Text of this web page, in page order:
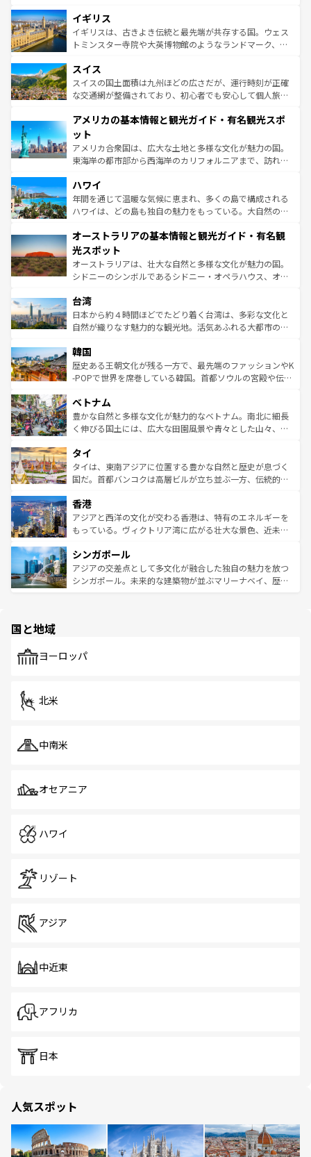
香り高いラベンダー畑など、多彩な楽しみ方が可能だ。さ
らに、パリ以外の地域にも魅力が溢れており、どの街角に
も豊かな歴史と文化が息づいている。パリ以外の個性あふ
を参照してほしい。
顔を持つこの国は、どこを歩いても飽きることがない。ベ
ルリンの文化的活気、バイエルン州のアルプスの絶景、そ
してライン川沿いのワイン畑といった風景は必見。ビール
は、お酒好きな人にはぜひ体験してほしい。 なお、新着の
ドイツ情報はコンテンツ一覧を参照してほしい。
イギリス
イギリスは、古きよき伝統と最先端が共存する国。ウェス
トミンスター寺院や大英博物館のようなランドマーク、歴
リアごとに異なる魅力がある。また、優雅なアフタヌーン
ティー、ビール好きにはたまらない英国パブ、サッカー観
戦など、本場だからこそできる体験も豊富。イギリスを旅
ンツ一覧を参照してほしい。
スイス
スイスの国土面積は九州ほどの広さだが、運行時刻が正確
な交通網が整備されており、初心者でも安心して個人旅行
の建物がそのまま残る町や、スイスならではのユニークな
博物館もあり、アルプス観光だけでなく町歩きも満喫する
ことができる。国民の所得が高いため物価も高いが、旅行
者向けの交通パス提供のサービスもあり、うまく活用すれ
着のスイス情報は
アメリカの基本情報と観光ガイド・有名観光スポ
ット
アメリカ合衆国は、広大な土地と多様な文化が魅力の国。
東海岸の都市部から西海岸のカリフォルニアまで、訪れる
のような巨大都市は、観光、ショッピング、エンターテイ
ンメントが詰まった刺激的なスポットだ。一方、アメリカ
西部には大自然が広がり、グランドキャニオンやイエロー
部のニューオーリンズでは、音楽と美食が融合した独特の
文化が魅力。旅行者はアメリカの各地域で異なる魅力を楽
しみながら、その多様性と豊かな歴史を感じることができ
るだろう。車でのロードトリップや列車の旅も、アメリカ
情報は
ハワイ
年間を通じて温暖な気候に恵まれ、多くの島で構成される
ハワイは、どの島も独自の魅力をもっている。大自然の神
ワイ島は見逃せない。また、定番の観光地といえばオアフ
島だが、静かな自然を求めるならマウイ島やカウアイ島が
おすすめ。エメラルドグリーンに輝く海をはじめ、豊かな
文化や歴史が息づいている。「アロハスピリット」と呼ば
人々、おいしいローカルフードやハワイアンミュージッ
ク、伝統的なフラダンスなど、すべてがハワイの魅力を彩
っている。訪れるたびに新しい発見と感動が待っているハ
はコンテンツ一覧
オーストラリアの基本情報と観光ガイド・有名観
光スポット
オーストラリアは、壮大な自然と多様な文化が魅力の国。
シドニーのシンボルであるシドニー・オペラハウス、オー
リアリーフや大陸中央部にそびえるウルル（エアーズロッ
ク）、タスマニアの美しい原生林やケアンズの熱帯雨林な
ど、見どころがたくさん。また、カフェやワイン、オージ
いる。アクティビティも充実しており、サーフィンやダイ
ビング、ハイキングなど、アウトドア好きにはたまらな
い。オーストラリアの多彩な魅力を存分に味わいつくそ
参照してほしい。
台湾
日本から約４時間ほどでたどり着く台湾は、多彩な文化と
自然が織りなす魅力的な観光地。活気あふれる大都市の台
ン）、静ひつな山岳地帯である台湾東部など、都市の喧騒
と山間の静けさが共存しており、訪れる人に新しい発見と
驚きをもたらしてくれる。また、奥深い台湾の食文化も魅
容にもいいと評判のスイーツなど、バラエティ豊かな料理
が味わえる。 なお、新着の台湾情報は コンテンツ一覧を参
照してほしい。
韓国
歴史ある王朝文化が残る一方で、最先端のファッションやK
-POPで世界を席巻している韓国。首都ソウルの宮殿や伝統
き、地方に足を延ばせば四季折々の自然美を楽しむことが
できる。そして、キムチや焼肉、絶品のストリートフード
まで、さまざまな韓国料理が待っている。夜には、韓国な
リティに包まれながら、韓国の多彩な魅力を心ゆくまで味
わってみてほしい。 なお、新着の韓国情報はコンテンツ一
覧を参照してほしい。
ベトナム
豊かな自然と多様な文化が魅力的なベトナム。南北に細長
く伸びる国土には、広大な田園風景や青々とした山々、世
急速な発展と共に伝統が息づく。ハノイの古い町並みやホ
ーチミン市のフランス統治時代の建物も、独特の雰囲気を
醸し出している。また、バラエティの豊かさとおいしさで
とつ。フォーやバインミー、ベトナムコーヒーなどは、ぜ
ひ現地で味わいたい。どの地域を訪れてもあたたかい人々
が旅行者を迎えてくれるので、きっと忘れられない旅にな
参照してほしい。
タイ
タイは、東南アジアに位置する豊かな自然と歴史が息づく
国だ。首都バンコクは高層ビルが立ち並ぶ一方、伝統的な
の活気が交差している。北部ではチェンマイなどの山岳地
帯で自然と触れ合い、南部ではプーケットやクラビの美し
いビーチでリゾート気分を楽しむことができる。タイ料理
激する。気候は一年中温暖で、どの季節にも異なる楽しみ
が待っている。親しみやすいタイの人々、仏教を中心とし
た文化、そして多様な観光資源が、訪れる旅人を魅了し続
香港
アジアと西洋の文化が交わる香港は、特有のエネルギーを
もっている。ヴィクトリア湾に広がる壮大な景色、近未来
み、どこを訪れても感動するはず。観光スポットが密集し
ており、効率よく見どころを回れるのも魅力。息をのむよ
うな絶景から文化的な体験まで、香港を存分に楽しみ尽く
シンガポール
アジアの交差点として多文化が融合した独自の魅力を放つ
シンガポール。未来的な建築物が並ぶマリーナベイ、歴史
で、ホーカーズは地元の風情を楽しめる外せないスポット
国と地域
ヨーロッパ
北米
中南米
オセアニア
ハワイ
リゾート
アジア
中近東
アフリカ
日本
人気スポット